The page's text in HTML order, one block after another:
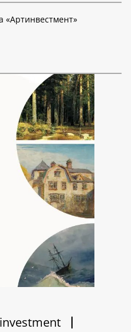
«Артинвестмент»